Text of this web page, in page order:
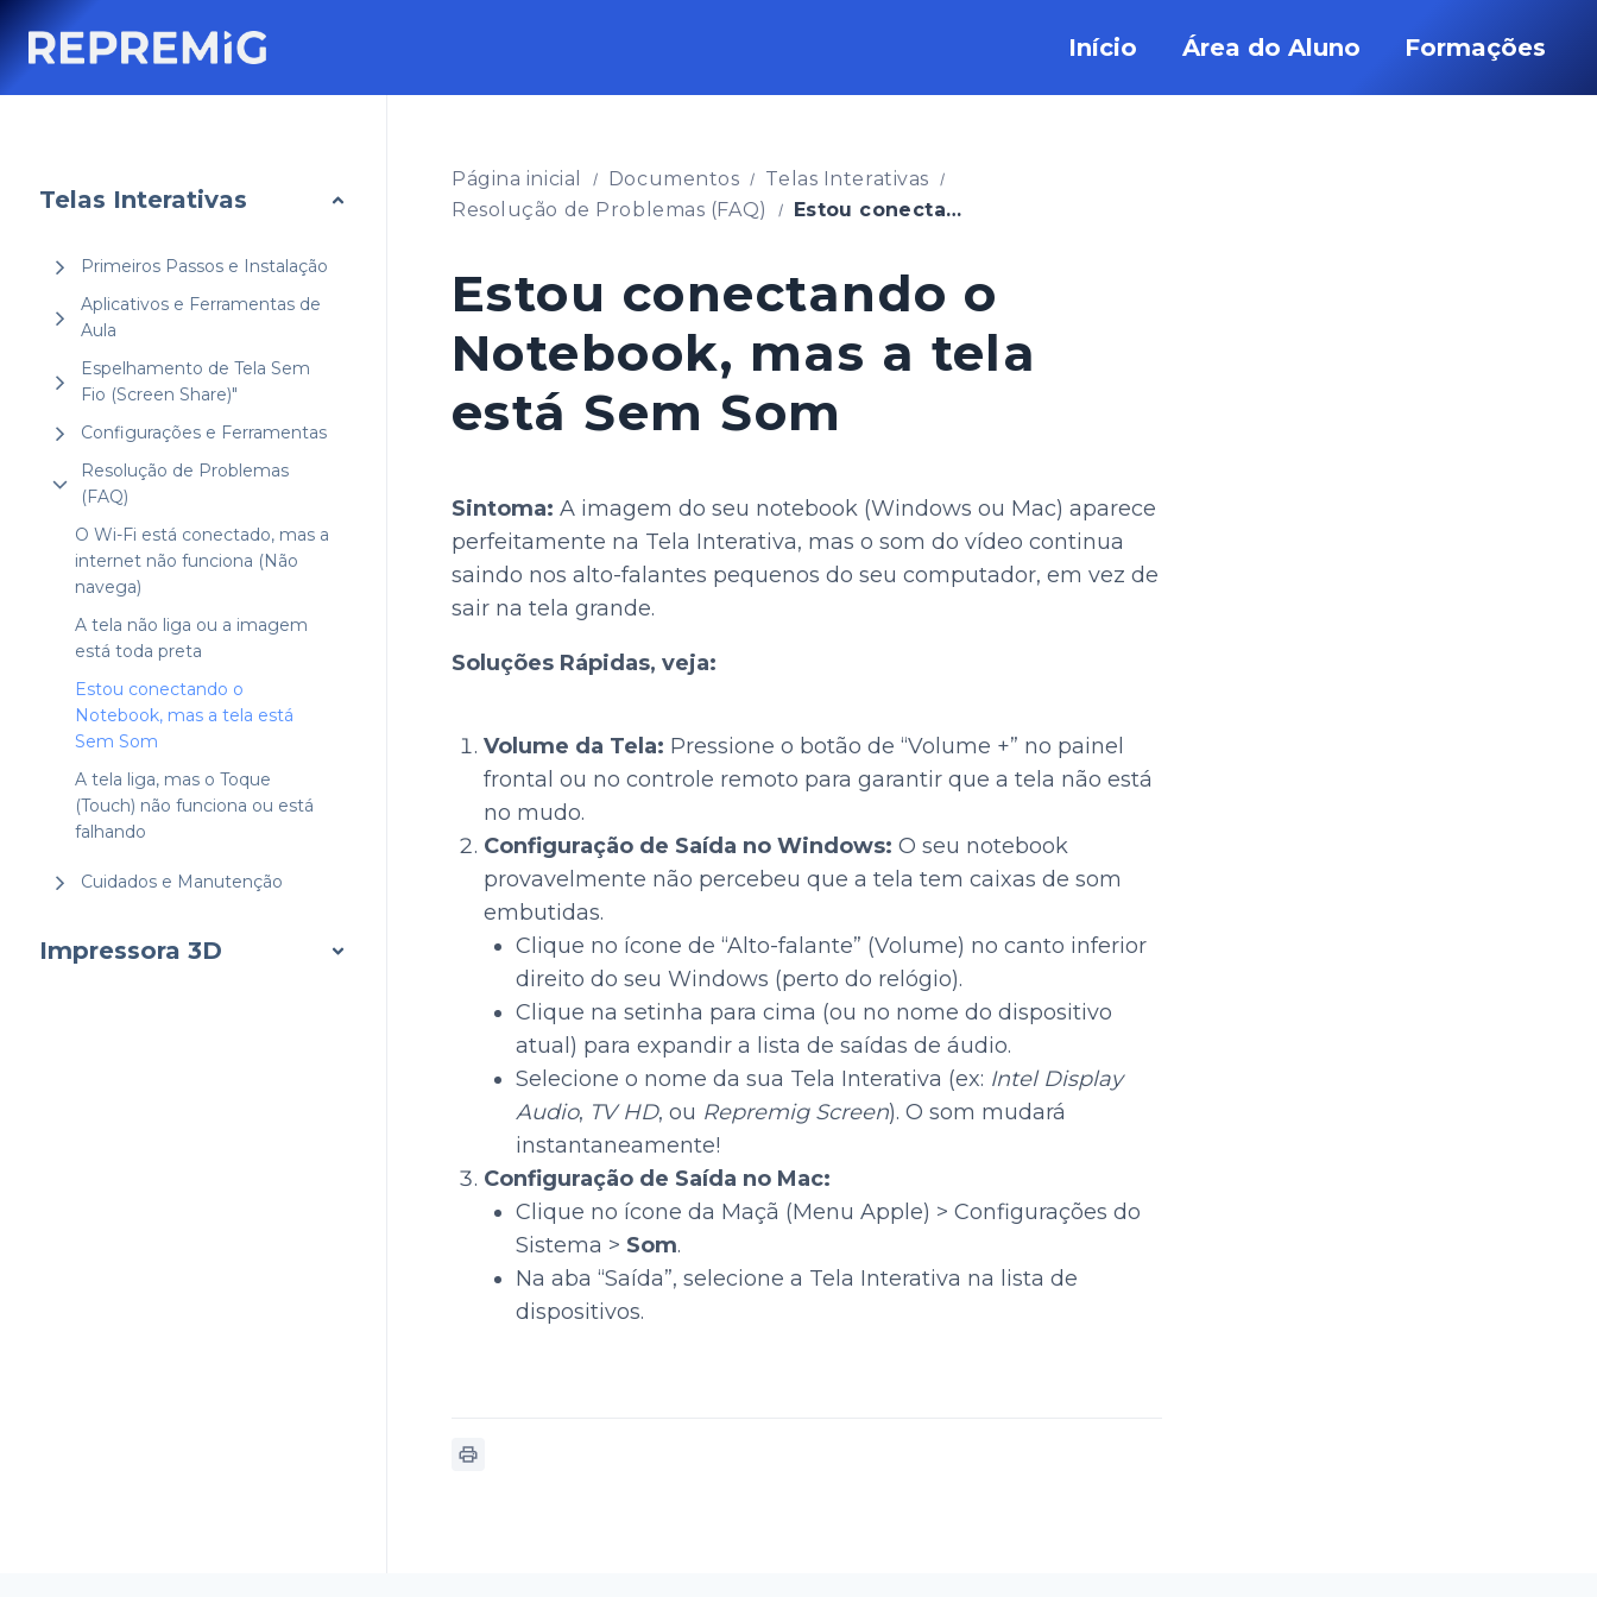
para
Início Área do Aluno Formações
Telas Interativas
Primeiros Passos e Instalação
Aplicativos e Ferramentas de
Aula
Espelhamento de Tela Sem
Fio (Screen Share)"
Configurações e Ferramentas
Resolução de Problemas
(FAQ)
O Wi-Fi está conectado, mas a
internet não funciona (Não
navega)
A tela não liga ou a imagem
está toda preta
Estou conectando o
Notebook, mas a tela está
Sem Som
A tela liga, mas o Toque
(Touch) não funciona ou está
falhando
Cuidados e Manutenção
Impressora 3D
Página inicial Documentos
Telas Interativas
Resolução de Problemas (FAQ)
Estou conectando o Notebook, mas a tela está Sem Som
Estou conectando o
Notebook, mas a tela
está Sem Som
Sintoma: A imagem do seu notebook (Windows ou Mac) aparece
perfeitamente na Tela Interativa, mas o som do vídeo continua
saindo nos alto-falantes pequenos do seu computador, em vez de
sair na tela grande.
Soluções Rápidas, veja:
Volume da Tela: Pressione o botão de “Volume +” no painel
frontal ou no controle remoto para garantir que a tela não está
no mudo.
Configuração de Saída no Windows: O seu notebook
provavelmente não percebeu que a tela tem caixas de som
embutidas.
Clique no ícone de “Alto-falante” (Volume) no canto inferior
direito do seu Windows (perto do relógio).
Clique na setinha para cima (ou no nome do dispositivo
atual) para expandir a lista de saídas de áudio.
Selecione o nome da sua Tela Interativa (ex: Intel Display
Audio, TV HD, ou Repremig Screen). O som mudará
instantaneamente!
Configuração de Saída no Mac:
Clique no ícone da Maçã (Menu Apple) > Configurações do
Sistema > Som.
Na aba “Saída”, selecione a Tela Interativa na lista de
dispositivos.